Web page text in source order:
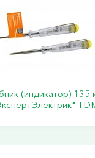
(индикатор)